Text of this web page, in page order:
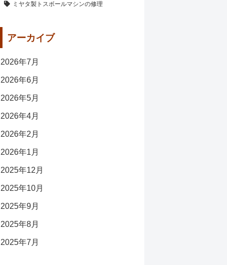
ミヤタ製トスボールマシンの修理
アーカイブ
2026年7月
2026年6月
2026年5月
2026年4月
2026年2月
2026年1月
2025年12月
2025年10月
2025年9月
2025年8月
2025年7月